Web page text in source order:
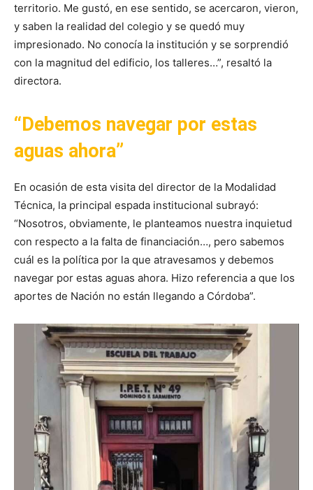
territorio. Me gustó, en ese sentido, se acercaron, vieron,
y saben la realidad del colegio y se quedó muy
impresionado. No conocía la institución y se sorprendió
con la magnitud del edificio, los talleres…”, resaltó la
directora.
“Debemos navegar por estas
aguas ahora”
En ocasión de esta visita del director de la Modalidad
Técnica, la principal espada institucional subrayó:
“Nosotros, obviamente, le planteamos nuestra inquietud
con respecto a la falta de financiación…, pero sabemos
cuál es la política por la que atravesamos y debemos
navegar por estas aguas ahora. Hizo referencia a que los
aportes de Nación no están llegando a Córdoba”.